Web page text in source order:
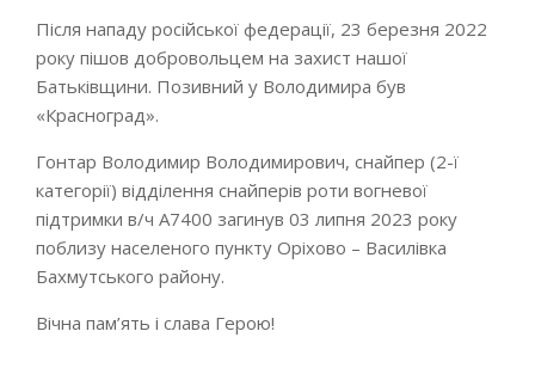
Після нападу російської федерації, 23 березня 2022
року пішов добровольцем на захист нашої
Батьківщини. Позивний у Володимира був
«Красноград».
Гонтар Володимир Володимирович, снайпер (2-ї
категорії) відділення снайперів роти вогневої
підтримки в/ч А7400 загинув 03 липня 2023 року
поблизу населеного пункту Оріхово – Василівка
Бахмутського району.
Вічна пам’ять і слава Герою!